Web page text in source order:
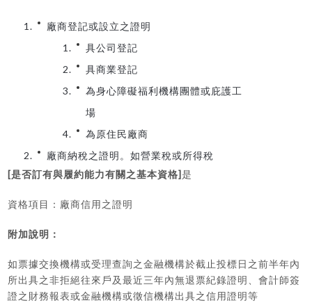
廠商登記或設立之證明
具公司登記
具商業登記
為身心障礙福利機構團體或庇護工
場
為原住民廠商
廠商納稅之證明。如營業稅或所得稅
[是否訂有與履約能力有關之基本資格]是
資格項目：廠商信用之證明
附加說明：
如票據交換機構或受理查詢之金融機構於截止投標日之前半年內
所出具之非拒絕往來戶及最近三年內無退票紀錄證明、會計師簽
證之財務報表或金融機構或徵信機構出具之信用證明等